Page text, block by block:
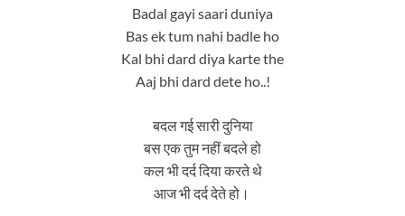
Badal gayi saari duniya
Bas ek tum nahi badle ho
Kal bhi dard diya karte the
Aaj bhi dard dete ho..!
बदल गई सारी दुनिया
बस एक तुम नहीं बदले हो
कल भी दर्द दिया करते थे
आज भी दर्द देते हो।